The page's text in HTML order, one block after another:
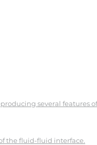
several features
the fluid-fluid interface.